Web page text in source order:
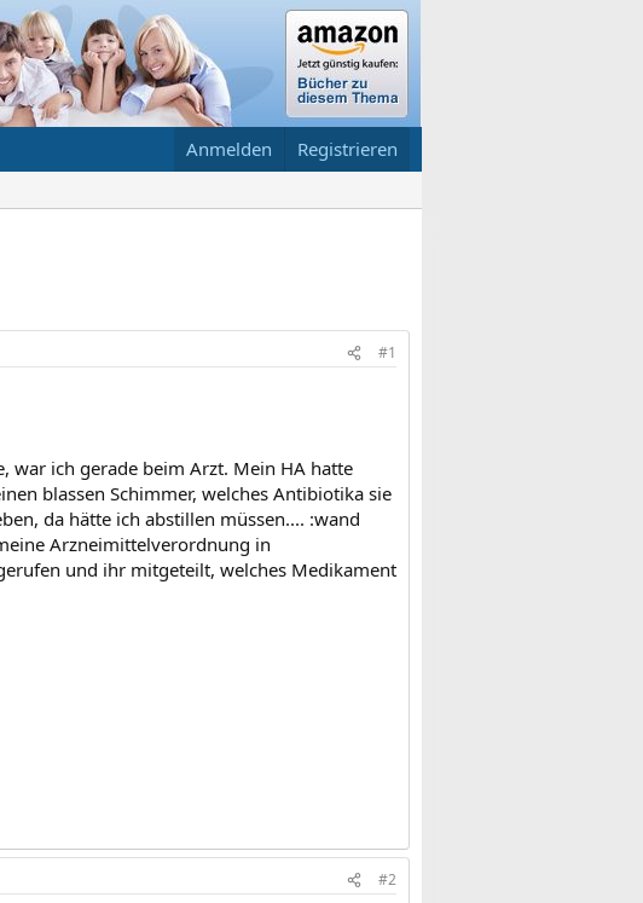
Anmelden Registrieren
#1
war ich gerade beim Arzt. Mein HA hatte
blassen Schimmer, welches Antibiotika sie
da hätte ich abstillen müssen.... :wand
Arzneimittelverordnung in
und ihr mitgeteilt, welches Medikament
#2